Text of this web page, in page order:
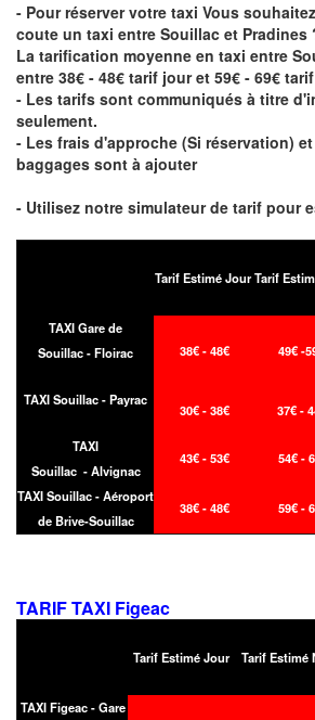
- Pour réserver votre taxi Vous
coute un taxi entre Souillac et Pradines
La tarification moyenne en taxi entre
entre 38€ - 48€ tarif jour et 59€ - 69€
- Les tarifs sont communiqués à titre
seulement.
- Les frais d'approche (Si réservation)
baggages sont à ajouter
- Utilisez notre simulateur de tarif pour
Tarif Estimé JourTarif
TAXI Gare de
Souillac - Floirac
38€ - 48€ 49€ -
TAXI Souillac - Payrac
30€ - 38€ 37€ -
TAXI
Souillac - Alvignac
43€ - 53€ 54€ -
TAXI Souillac - Aéroport
de Brive-Souillac
38€ - 48€ 59€ -
TARIF TAXI Figeac
Tarif Estimé Jour Tarif Estimé
TAXI Figeac - Gare